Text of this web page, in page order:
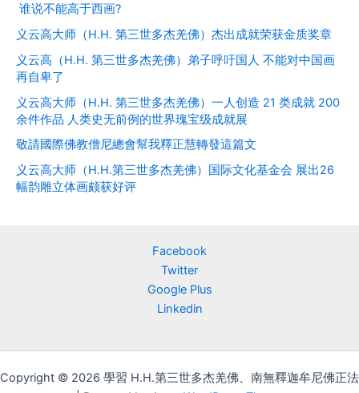
谁说不能高于西画?
义云高大师（H.H. 第三世多杰羌佛）杰出成就荣获金质奖章
义云高（H.H. 第三世多杰羌佛）弟子呼吁国人 不能对中国画
再自卑了
义云高大师（H.H. 第三世多杰羌佛）一人创造 21 类成就 200
余件作品 人类史无前例的世界瑰宝级成就展
敬請國際佛教僧尼總會幫我釋正慧轉發這篇文
义云高大师（H.H.第三世多杰羌佛）国际文化基金会 展出26
幅韵雕立体画颇获好评
Facebook
Twitter
Google Plus
Linkedin
Copyright © 2026 學習 H.H.第三世多杰羌佛、南無釋迦牟尼佛正法